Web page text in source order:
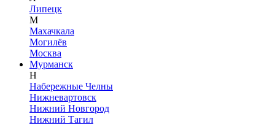
Липецк
М
Махачкала
Могилёв
Москва
Мурманск
Н
Набережные Челны
Нижневартовск
Нижний Новгород
Нижний Тагил